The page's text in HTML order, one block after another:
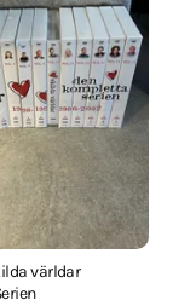
världar
dine første
Bare ekte